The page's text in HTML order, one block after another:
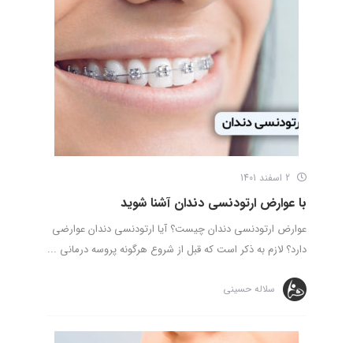
با عوارض ارتودنسی دندان آشنا شوید
عوارض ارتودنسی دندان چیست؟ آیا ارتودنسی دندان عوارضی
دارد؟ لازم به ذکر است که قبل از شروع هرگونه پروسه درمانی ...
سلاله حسینی